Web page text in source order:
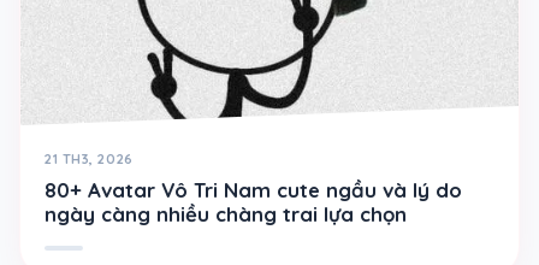
21 TH3, 2026
80+ Avatar Vô Tri Nam cute ngầu và lý do
ngày càng nhiều chàng trai lựa chọn